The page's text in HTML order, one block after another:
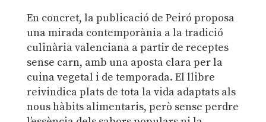
En concret, la publicació de Peiró proposa
una mirada contemporània a la tradició
culinària valenciana a partir de receptes
sense carn, amb una aposta clara per la
cuina vegetal i de temporada. El llibre
reivindica plats de tota la vida adaptats als
nous hàbits alimentaris, però sense perdre